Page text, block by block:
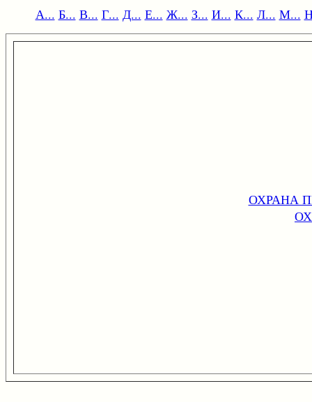
А... Б... В... Г... Д... Е... Ж... З... И... К... Л... М...
ОХРАНА